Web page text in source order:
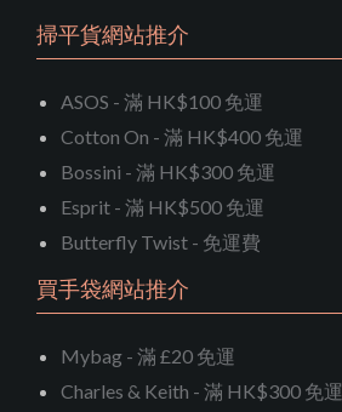
掃平貨網站推介
ASOS - 滿 HK$100 免運
Cotton On - 滿 HK$400 免運
Bossini - 滿 HK$300 免運
Esprit - 滿 HK$500 免運
Butterfly Twist - 免運費
買手袋網站推介
Mybag - 滿 £20 免運
Charles & Keith - 滿 HK$300 免運